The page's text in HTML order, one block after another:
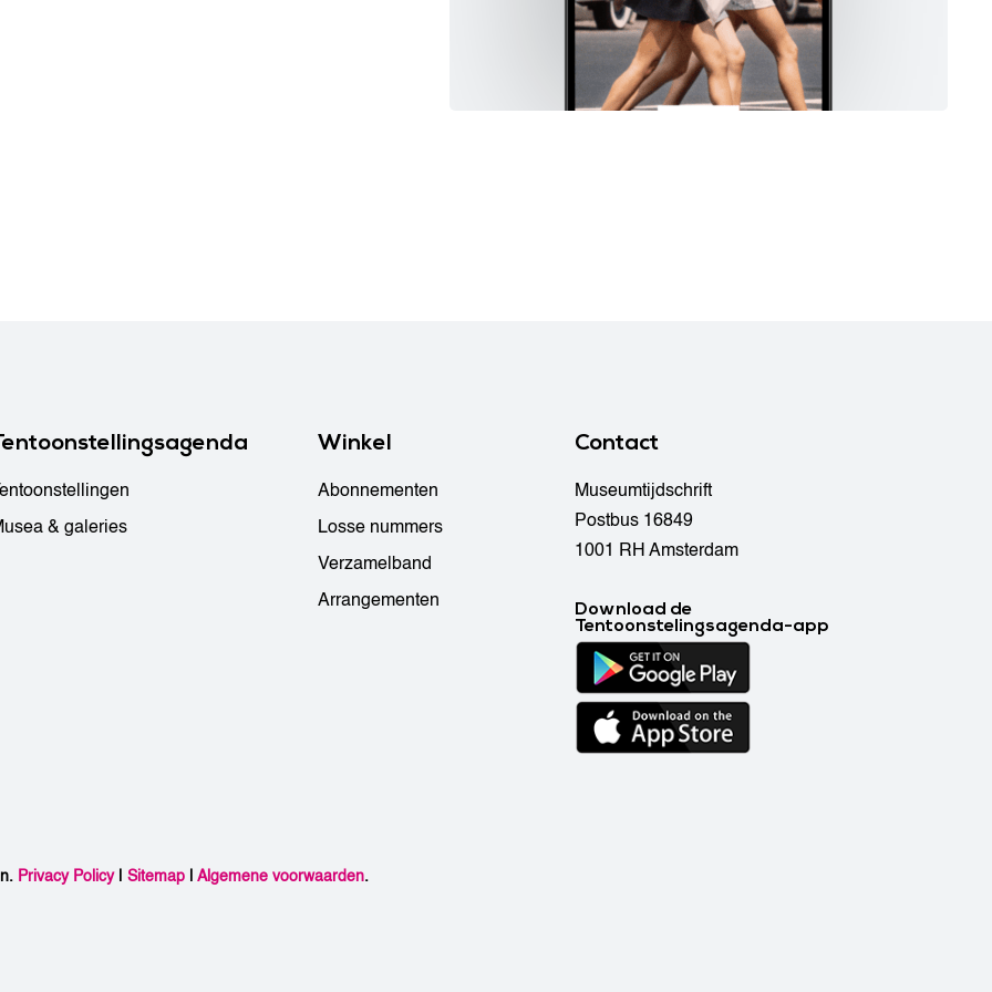
& galeries
Winkel
Abonnementen
Losse nummers
Verzamelband
Arrangementen
Contact
Museumtijdschrift
Postbus 16849
1001 RH Amsterdam
Download de
Tentoonstelingsagenda-app
Privacy Policy| Sitemap |Algemene voorwaarden.